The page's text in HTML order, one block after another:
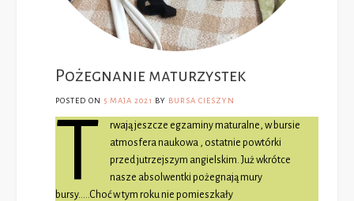
Pożegnanie maturzystek
POSTED ON 5 MAJA 2021 BY BURSA CIESZYN
T
rwają jeszcze egzaminy maturalne, w bursie
atmosfera naukowa , ostatnie powtórki
przed jutrzejszym angielskim. Już wkrótce
nasze absolwentki pożegnają mury
bursy…..Choć w tym roku nie pomieszkały